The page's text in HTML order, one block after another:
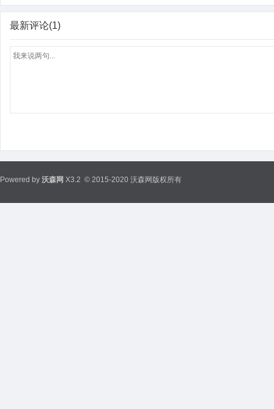
最新评论(1)
Powered by 沃森网 X3.2 © 2015-2020 沃森网版权所有